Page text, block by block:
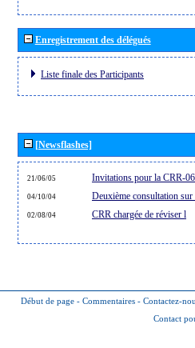
Enregistrement des délégués
Liste finale des Participants
[Newsflashes]
21/06/05 Invitations pour la CRR-
04/10/04 Deuxième consultation
02/08/04 CRR chargée de réviser l
Début de page - Commentaires - Contactez-
Contact